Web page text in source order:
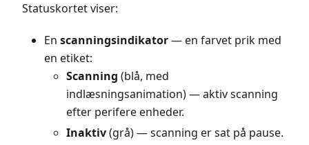
Statuskortet viser:
En scanningsindikator— en farvet prik med
en etiket:
Scanning (blå, med
indlæsningsanimation) — aktiv scanning
efter perifere enheder.
Inaktiv(grå) — scanning er sat på pause.